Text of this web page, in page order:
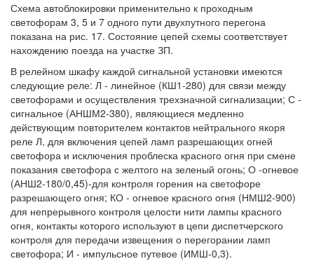
Схема автоблокировки применительно к проходным
светофорам 3, 5 и 7 одного пути двухпутного перегона
показана на рис. 17. Состояние цепей схемы соответствует
нахождению поезда на участке ЗП.
В релейном шкафу каждой сигнальной установки имеются
следующие реле: Л - линейное (КШ1-280) для связи между
светофорами и осуществления трехзначной сигнализации; С -
сигнальное (АНШМ2-380), являющиеся медленно
действующим повторителем контактов нейтрального якоря
реле Л, для включения цепей ламп разрешающих огней
светофора и исключения проблеска красного огня при смене
показания светофора с желтого на зеленый огонь; О -огневое
(АНШ2-180/0,45)-для контроля горения на светофоре
разрешающего огня; КО - огневое красного огня (НМШ2-900)
для непрерывного контроля целости нити лампы красного
огня, контакты которого используют в цепи диспетчерского
контроля для передачи извещения о перегорании ламп
светофора; И - импульсное путевое (ИМШ-0,3).